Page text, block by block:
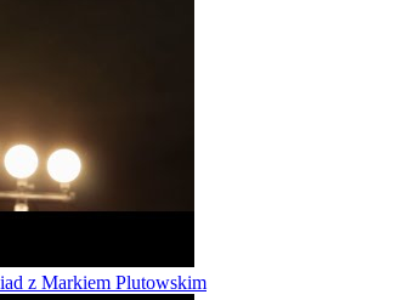
z Markiem Plutowskim